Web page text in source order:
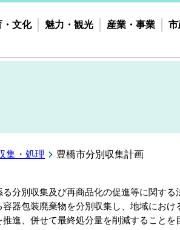
・文化 魅力・観光 産業・事業 市
集・処理 豊橋市分別収集計画
分別収集及び再商品化の促進等に関する
器包装廃棄物を分別収集し、地域におけ
推進、併せて最終処分量を削減することを